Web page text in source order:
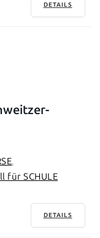
DETAILS
für SCHULE
DETAILS